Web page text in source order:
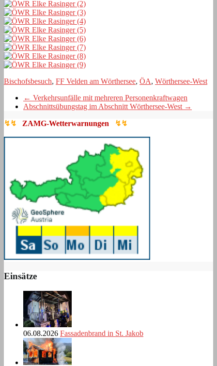
Bischofsbesuch, FF Velden am Wörthersee, ÖA, Wörthersee-West
← Verkehrsunfälle mit mehreren Personenkraftwagen
Abschnittsübungstag im Abschnitt Wörthersee-West →
↯↯ ZAMG-Wetterwarnungen ↯↯
Einsätze
06.08.2026 Fassadenbrand in St. Jakob